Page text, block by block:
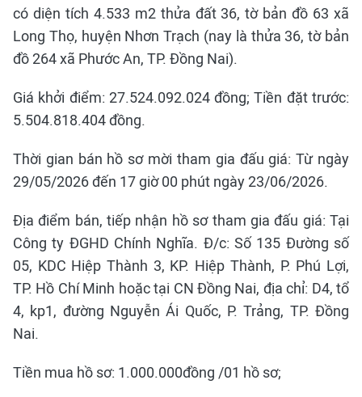
có diện tích 4.533 m2 thửa đất 36, tờ bản đồ 63 xã
Long Thọ, huyện Nhơn Trạch (nay là thửa 36, tờ bản
đồ 264 xã Phước An, TP. Đồng Nai).
Giá khởi điểm: 27.524.092.024 đồng; Tiền đặt trước:
5.504.818.404 đồng.
Thời gian bán hồ sơ mời tham gia đấu giá: Từ ngày
29/05/2026 đến 17 giờ 00 phút ngày 23/06/2026.
Địa điểm bán, tiếp nhận hồ sơ tham gia đấu giá: Tại
Công ty ĐGHD Chính Nghĩa. Đ/c: Số 135 Đường số
05, KDC Hiệp Thành 3, KP. Hiệp Thành, P. Phú Lợi,
TP. Hồ Chí Minh hoặc tại CN Đồng Nai, địa chỉ: D4, tổ
4, kp1, đường Nguyễn Ái Quốc, P. Trảng, TP. Đồng
Nai.
Tiền mua hồ sơ: 1.000.000đồng /01 hồ sơ;